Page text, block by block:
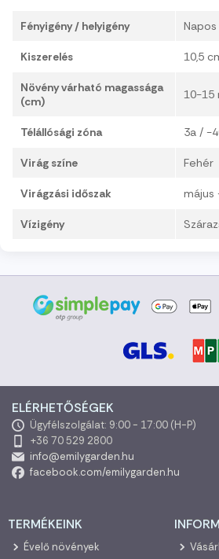
Fényigény / helyigény
Kiszerelés 10,5
Növény várható magassága
(cm)
10-15
Télállósági zóna 3a / -
Virág színe Fehér
Virágzási időszak május
Vízigény
ELÉRHETŐSÉGEK
Ügyfélszolgálat: 9:00 - 17:00 (H-P)
+36 70 529 2800
info@emilygarden.hu
facebook.com/emilygarden.hu
TERMÉKEINK
Évelő növények